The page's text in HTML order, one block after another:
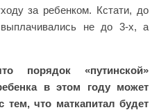
за ребенком. Кстати, до
не до 3-х, а
порядок «путинской»
в этом году может
что маткапитал будет